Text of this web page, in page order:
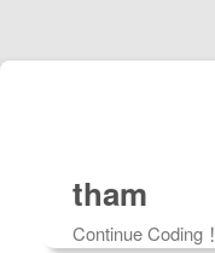
tham
Continue Coding ！